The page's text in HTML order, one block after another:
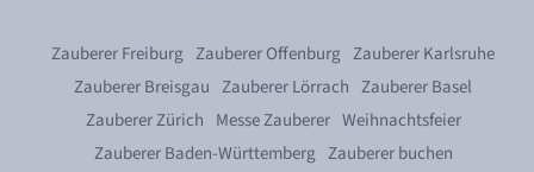
Zauberer Freiburg Zauberer Offenburg Zauberer Karlsruhe
Zauberer Breisgau Zauberer Lörrach Zauberer Basel
Zauberer Zürich Messe Zauberer Weihnachtsfeier
Zauberer Baden-Württemberg Zauberer buchen